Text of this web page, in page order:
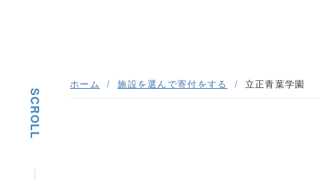
SCROLL
ホーム 施設を選んで寄付をする 立正青葉学園